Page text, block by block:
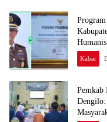
Humanis
Kabar
Pemkab
Dengilo: